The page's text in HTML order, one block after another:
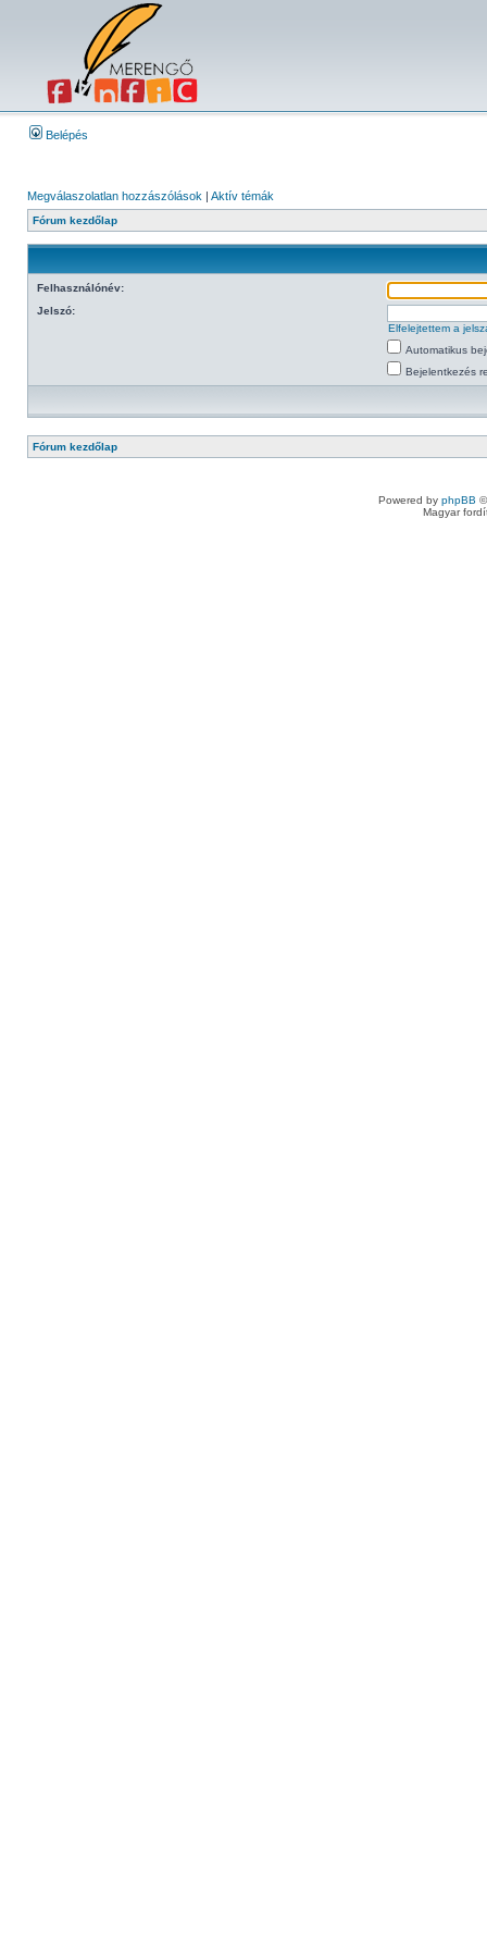
Belépés
Megválaszolatlan hozzászólások | Aktív témák
Fórum kezdőlap
Felhasználónév:
Jelszó:
Elfelejtettem a
Automatikus
Bejelentkezés
Fórum kezdőlap
Powered by phpBB
Magyar